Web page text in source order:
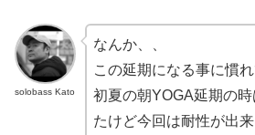
solobass Kato
なんか、、
この延期になる事に慣れ
初夏の朝YOGA延期の
たけど今回は耐性が出来